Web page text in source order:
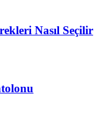
Nasıl Seçilir